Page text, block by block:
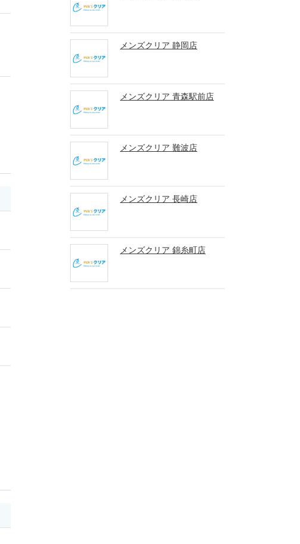
メンズクリア 静岡店
メンズクリア 青森駅前店
メンズクリア 難波店
メンズクリア 長崎店
メンズクリア 錦糸町店